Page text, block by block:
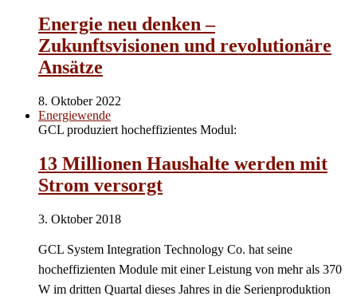
Energie neu denken –
Zukunftsvisionen und revolutionäre
Ansätze
8. Oktober 2022
Energiewende
GCL produziert hocheffizientes Modul:
13 Millionen Haushalte werden mit
Strom versorgt
3. Oktober 2018
GCL System Integration Technology Co. hat seine
hocheffizienten Module mit einer Leistung von mehr als 370
W im dritten Quartal dieses Jahres in die Serienproduktion